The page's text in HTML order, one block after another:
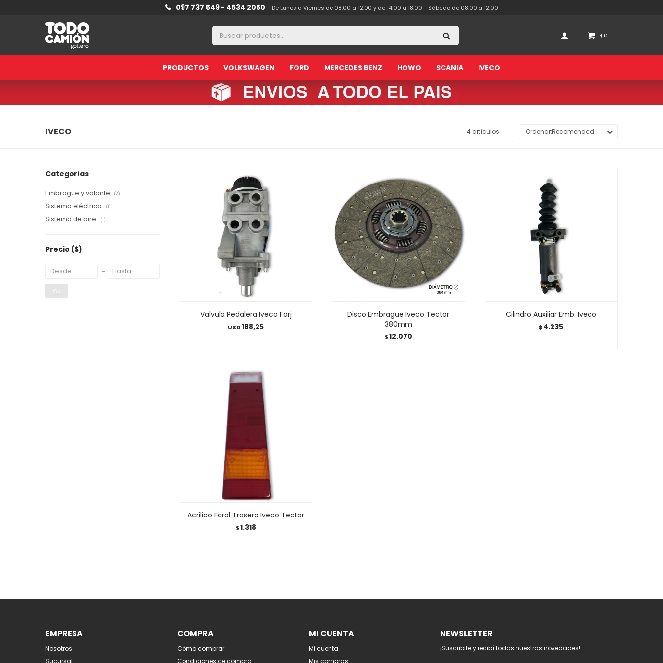
PRODUCTOS VOLKSWAGEN FORD MERCEDES BENZ HOWO SCANIA IVECO
$ 0
097 737 549 - 4534 2050 De Lunes a Viernes de 08:00 a 12:00 y de 14:00 a 18:00 - Sábado de 08:00 a 12:00
IVECO 4 artículos Recomendados
Valvula Pedalera Iveco Farj
USD188,25
Disco Embrague Iveco Tector
380mm
$12.070
Cilindro Auxiliar Emb. Iveco
$4.235
Acrilico Farol Trasero Iveco Tector
$1.318
Categorías
Embrague y volante (2)
Sistema eléctrico (1)
Sistema de aire (1)
Precio ($)
OK
EMPRESA
Nosotros
Sucursal
COMPRA
Cómo comprar
Condiciones de compra
MI CUENTA
Mi cuenta
Mis compras
NEWSLETTER
¡Suscribite y recibí todas nuestras novedades!